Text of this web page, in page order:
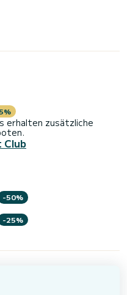
erhalten zusätzliche
Club
-50%
-25%